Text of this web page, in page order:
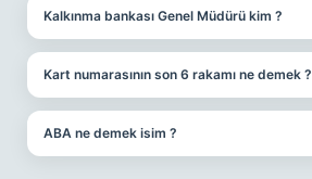
Kalkınma bankası Genel Müdürü kim ?
Kart numarasının son 6 rakamı ne demek ?
ABA ne demek isim ?